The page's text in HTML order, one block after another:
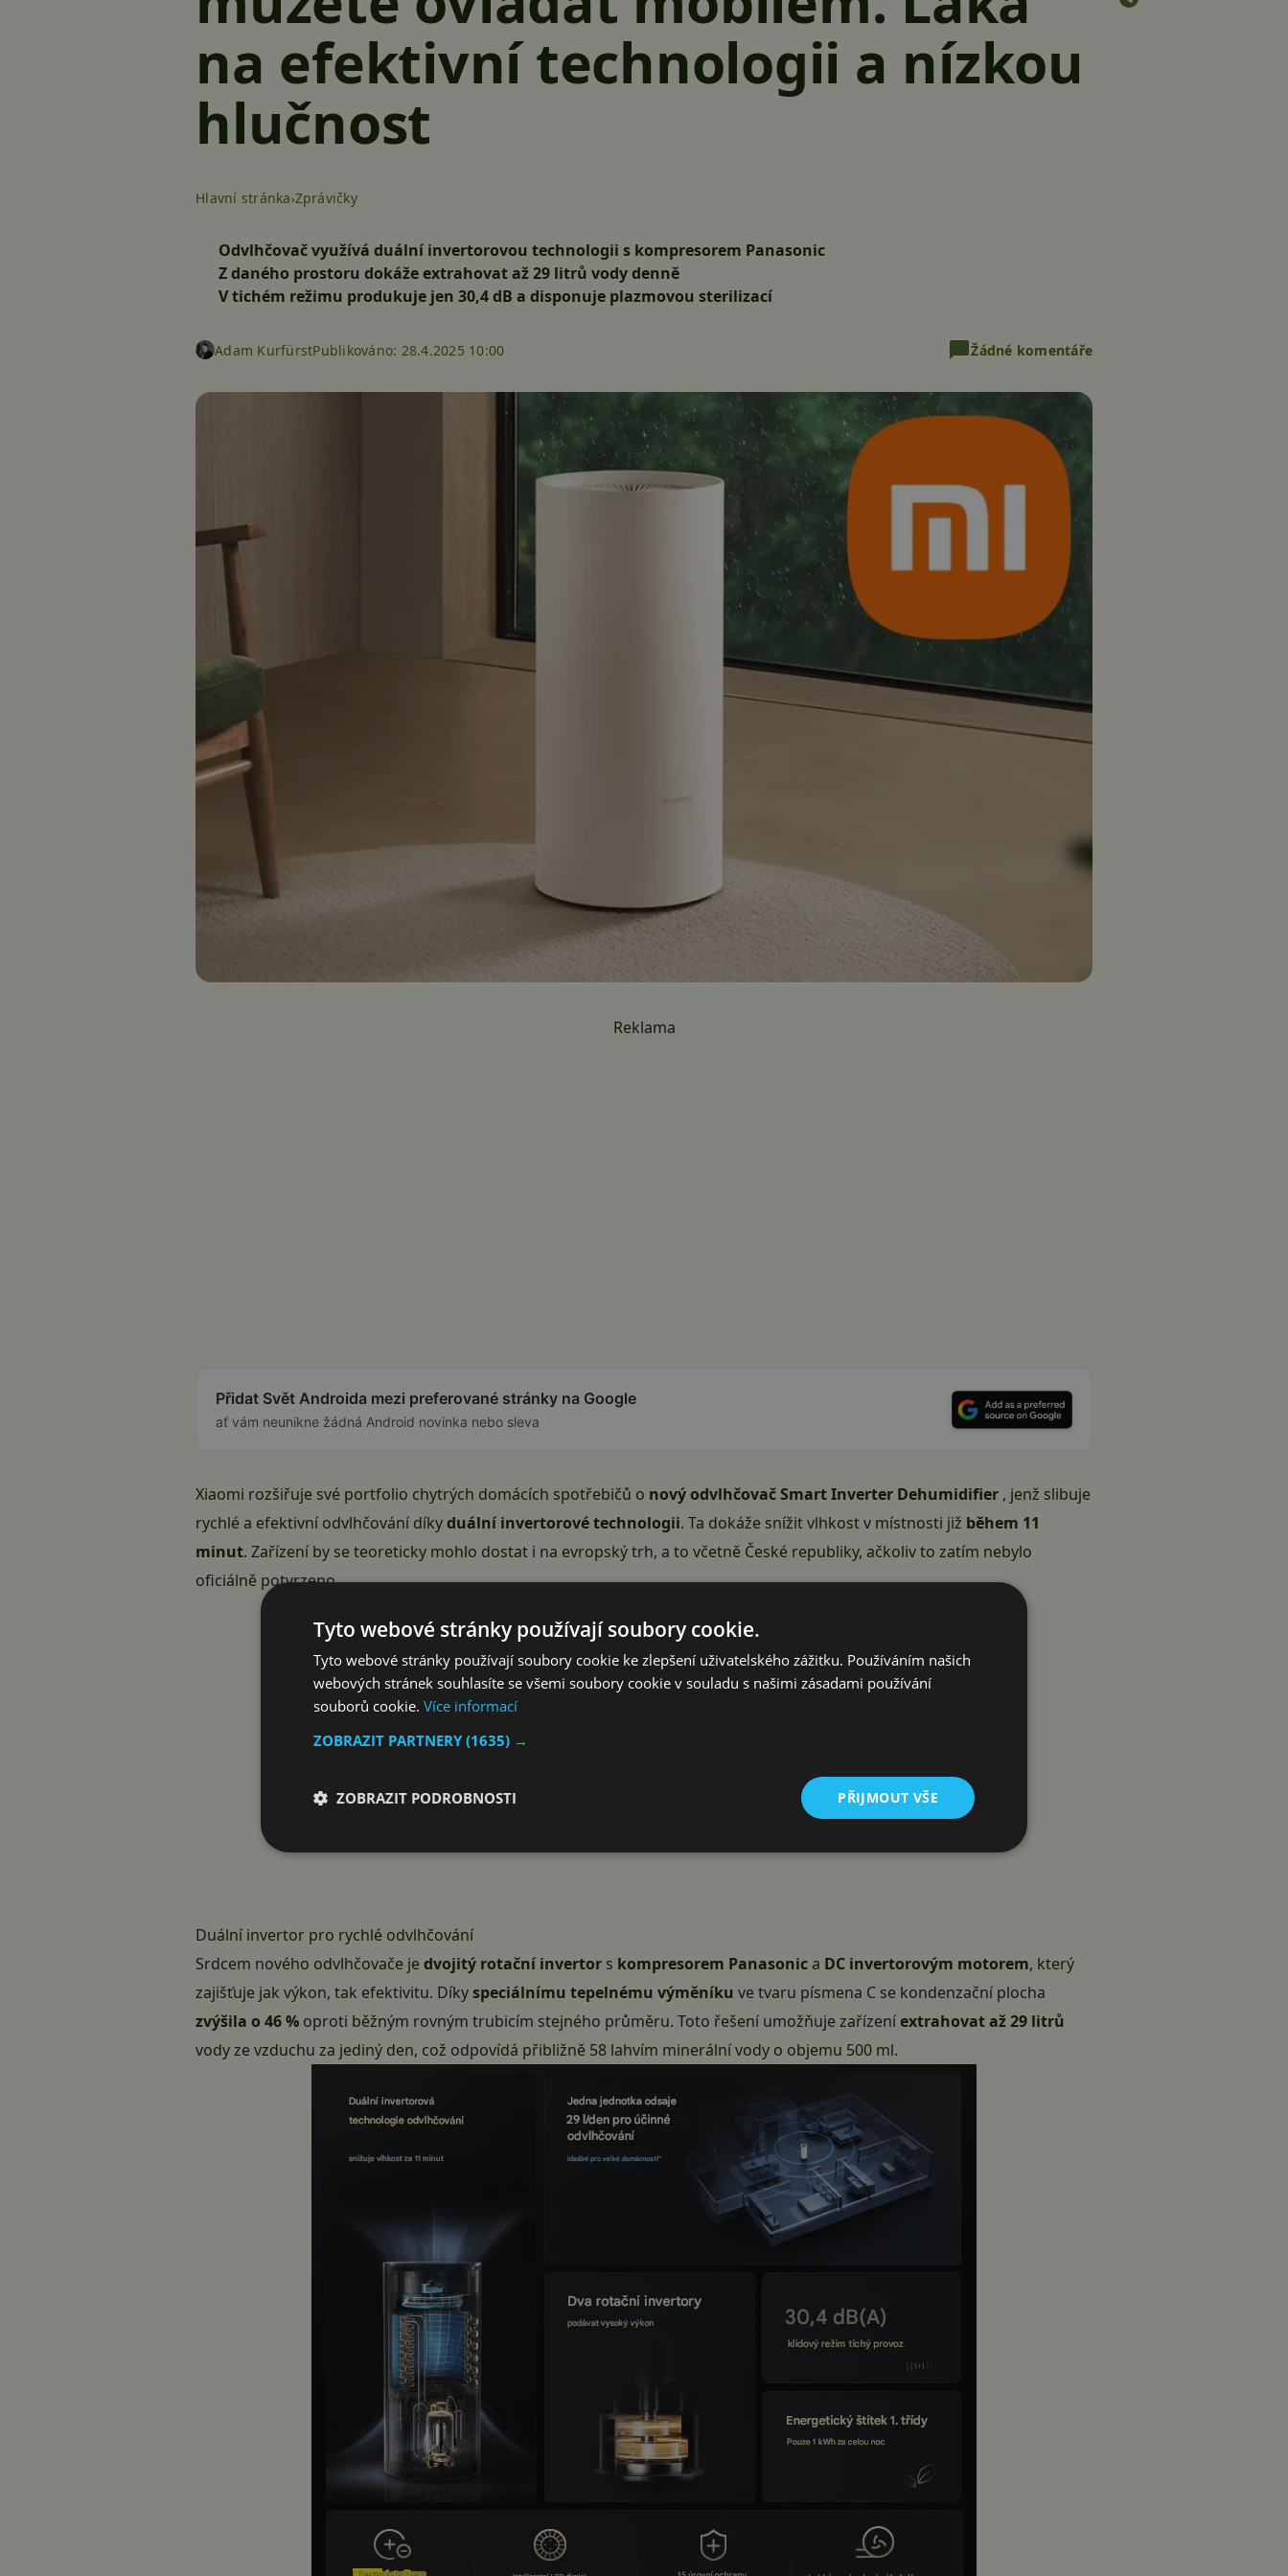
na efektivní technologii a nízkou
hlučnost
Hlavní stránka Zprávičky
Odvlhčovač využívá duální invertorovou technologii s kompresorem Panasonic
Z daného prostoru dokáže extrahovat až 29 litrů vody denně
V tichém režimu produkuje jen 30,4 dB a disponuje plazmovou sterilizací
Adam KurfürstPublikováno: 28.4.2025 10:00 Žádné komentáře
Reklama
Přidat Svět Androida mezi preferované stránky na Google
ať vám neunikne žádná Android novinka nebo sleva
Xiaomi rozšiřuje své portfolio chytrých domácích spotřebičů o nový odvlhčovačSmart Inverter Dehumidifier , jenž slibuje
rychlé a efektivní odvlhčování díkyduální invertorové technologii. Ta dokáže snížit vlhkost v místnosti již během 11
minut. Zařízení by se teoreticky mohlo dostat i na evropský trh, a to včetně České republiky, ačkoliv to zatím nebylo
oficiálně potvrzeno.
Duální invertor pro rychlé odvlhčování
Srdcem nového odvlhčovače jedvojitý rotační invertor s kompresorem Panasonica DC invertorovým motorem, který
zajišťuje jak výkon, tak efektivitu. Díkyspeciálnímu tepelnému výměníku ve tvaru písmena C se kondenzační plocha
zvýšila o 46 % oproti běžným rovným trubicím stejného průměru. Toto řešení umožňuje zařízeníextrahovat až 29 litrů
vody ze vzduchu za jediný den, což odpovídá přibližně 58 lahvím minerální vody o objemu 500 ml.
Tyto webové stránky používají soubory cookie.
Tyto webové stránky používají soubory cookie ke zlepšení uživatelského zážitku. Používáním našich
webových stránek souhlasíte se všemi soubory cookie v souladu s našimi zásadami používání
souborů cookie. Více informací
ZOBRAZIT PARTNERY(1635) →
PŘIJMOUT VŠE
ZOBRAZIT PODROBNOSTI